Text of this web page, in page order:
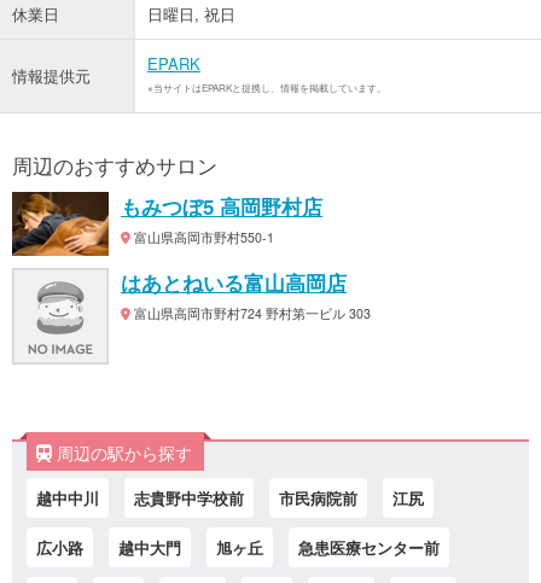
休業日 日曜日, 祝日
情報提供元
EPARK
※当サイトはEPARKと提携し、情報を掲載しています。
周辺のおすすめサロン
もみつぼ5 高岡野村店
富山県高岡市野村550-1
はあとねいる富山高岡店
富山県高岡市野村724 野村第一ビル 303
周辺の駅から探す
越中中川 志貴野中学校前 市民病院前 江尻
広小路 越中大門 旭ヶ丘 急患医療センター前